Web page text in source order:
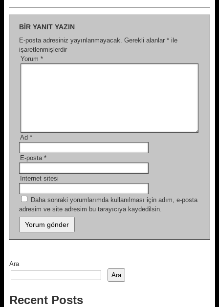
BIR YANIT YAZIN
E-posta adresiniz yayınlanmayacak. Gerekli alanlar * ile
işaretlenmişlerdir
Yorum *
Ad *
E-posta *
İnternet sitesi
Daha sonraki yorumlarımda kullanılması için adım, e-posta
adresim ve site adresim bu tarayıcıya kaydedilsin.
Ara
Ara
Recent Posts